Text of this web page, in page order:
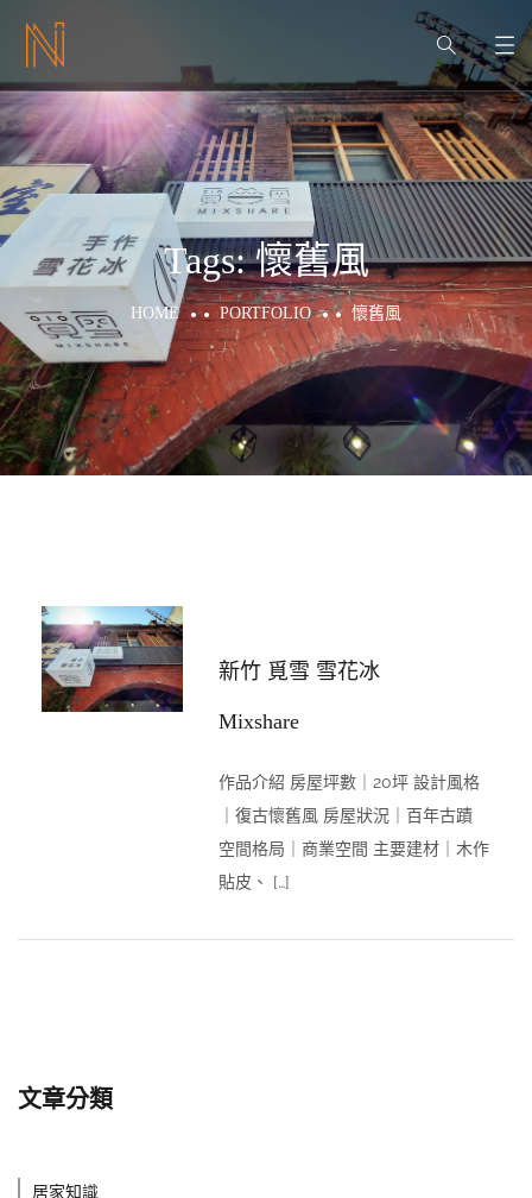
Tags:懷舊風
HOME PORTFOLIO 懷舊風
新竹 覓雪 雪花冰
Mixshare
作品介紹 房屋坪數｜20坪 設計風格
｜復古懷舊風 房屋狀況｜百年古蹟
空間格局｜商業空間 主要建材｜木作
貼皮、 […]
文章分類
居家知識